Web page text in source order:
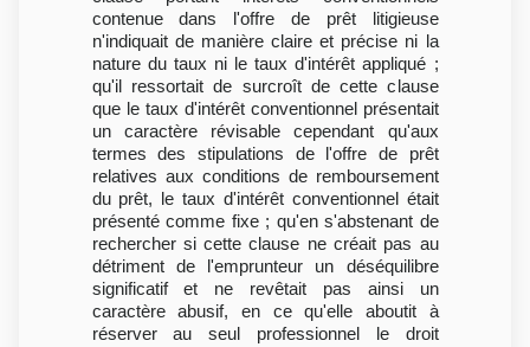
contenue dans l'offre de prêt litigieuse
n'indiquait de manière claire et précise ni la
nature du taux ni le taux d'intérêt appliqué ;
qu'il ressortait de surcroît de cette clause
que le taux d'intérêt conventionnel présentait
un caractère révisable cependant qu'aux
termes des stipulations de l'offre de prêt
relatives aux conditions de remboursement
du prêt, le taux d'intérêt conventionnel était
présenté comme fixe ; qu'en s'abstenant de
rechercher si cette clause ne créait pas au
détriment de l'emprunteur un déséquilibre
significatif et ne revêtait pas ainsi un
caractère abusif, en ce qu'elle aboutit à
réserver au seul professionnel le droit